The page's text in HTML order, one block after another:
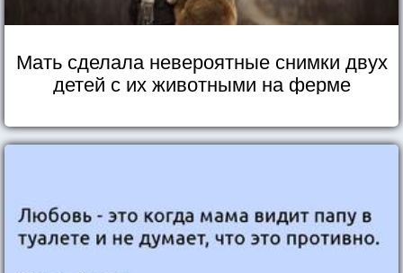
Мать сделала невероятные снимки двух
детей с их животными на ферме